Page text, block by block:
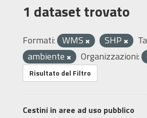
1 dataset trovato
Formati: WMS SHP
ambiente
Organizzazioni:
Risultato del Filtro
Cestini in aree ad uso pubblico